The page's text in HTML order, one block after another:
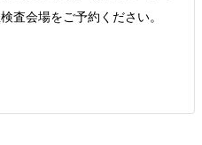
査会場をご予約ください。